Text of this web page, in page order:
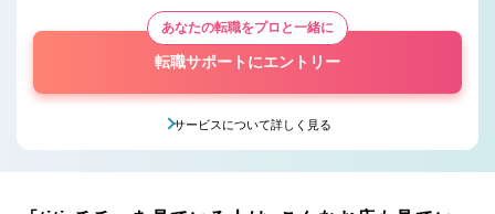
あなたの転職をプロと一緒に
転職サポートにエントリー
サービスについて詳しく見る